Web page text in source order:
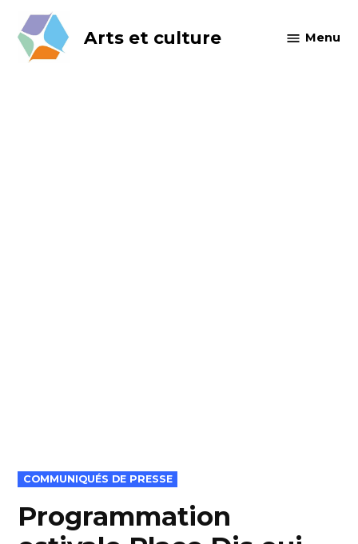
content
Arts et culture Menu
POSTED
IN
COMMUNIQUÉS DE PRESSE
Programmation